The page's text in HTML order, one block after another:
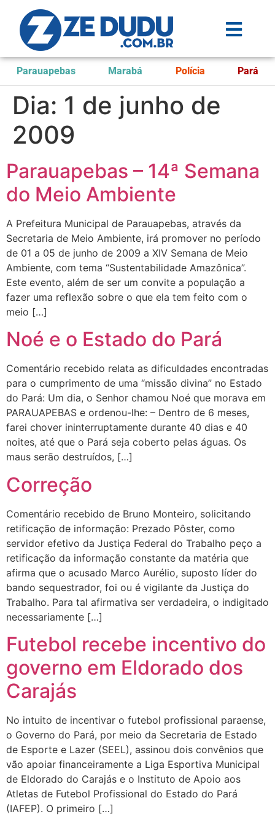
Parauapebas Marabá Polícia Pará
Dia: 1 de junho de
2009
Parauapebas – 14ª Semana
do Meio Ambiente
A Prefeitura Municipal de Parauapebas, através da
Secretaria de Meio Ambiente, irá promover no período
de 01 a 05 de junho de 2009 a XIV Semana de Meio
Ambiente, com tema “Sustentabilidade Amazônica”.
Este evento, além de ser um convite a população a
fazer uma reflexão sobre o que ela tem feito com o
meio […]
Noé e o Estado do Pará
Comentário recebido relata as dificuldades encontradas
para o cumprimento de uma “missão divina” no Estado
do Pará: Um dia, o Senhor chamou Noé que morava em
PARAUAPEBAS e ordenou-lhe: – Dentro de 6 meses,
farei chover ininterruptamente durante 40 dias e 40
noites, até que o Pará seja coberto pelas águas. Os
maus serão destruídos, […]
Correção
Comentário recebido de Bruno Monteiro, solicitando
retificação de informação: Prezado Pôster, como
servidor efetivo da Justiça Federal do Trabalho peço a
retificação da informação constante da matéria que
afirma que o acusado Marco Aurélio, suposto líder do
bando sequestrador, foi ou é vigilante da Justiça do
Trabalho. Para tal afirmativa ser verdadeira, o indigitado
necessariamente […]
Futebol recebe incentivo do
governo em Eldorado dos
Carajás
No intuito de incentivar o futebol profissional paraense,
o Governo do Pará, por meio da Secretaria de Estado
de Esporte e Lazer (SEEL), assinou dois convênios que
vão apoiar financeiramente a Liga Esportiva Municipal
de Eldorado do Carajás e o Instituto de Apoio aos
Atletas de Futebol Profissional do Estado do Pará
(IAFEP). O primeiro […]